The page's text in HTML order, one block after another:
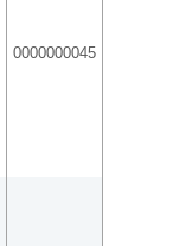
0000000045